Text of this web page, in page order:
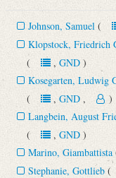
Johnson, Samuel
Klopstock, Friedrich
(, GND)
Kosegarten, Ludwig
(, GND, )
Langbein, August
(, GND)
Marino, Giambattista
Stephanie, Gottlieb